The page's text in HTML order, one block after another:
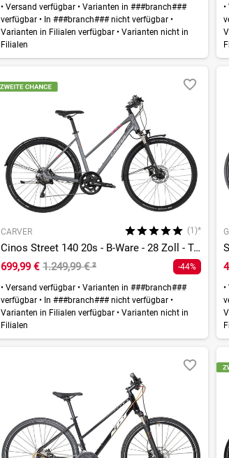
•Versand verfügbar •Varianten in ###branch###
verfügbar •In ###branch### nicht verfügbar •
Varianten in Filialen verfügbar •Varianten nicht in
Filialen
•
CARVER (1)*
Cinos Street 140 20s - B-Ware - 28 Zoll - Trapez
699,99 € 1.249,99 €² -44%
•Versand verfügbar •Varianten in ###branch###
verfügbar •In ###branch### nicht verfügbar •
Varianten in Filialen verfügbar •Varianten nicht in
Filialen
•